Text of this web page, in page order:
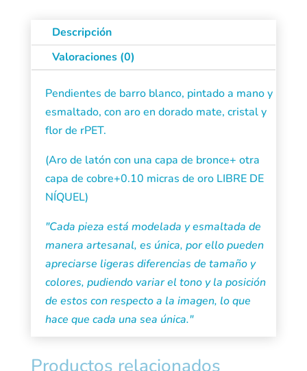
cantidad
Descripción
Valoraciones (0)
Pendientes de barro blanco, pintado a mano y
esmaltado, con aro en dorado mate, cristal y
flor de rPET.
(Aro de latón con una capa de bronce+ otra
capa de cobre+0.10 micras de oro LIBRE DE
NÍQUEL)
"Cada pieza está modelada y esmaltada de
manera artesanal, es única, por ello pueden
apreciarse ligeras diferencias de tamaño y
colores, pudiendo variar el tono y la posición
de estos con respecto a la imagen, lo que
hace que cada una sea única."
Productos relacionados